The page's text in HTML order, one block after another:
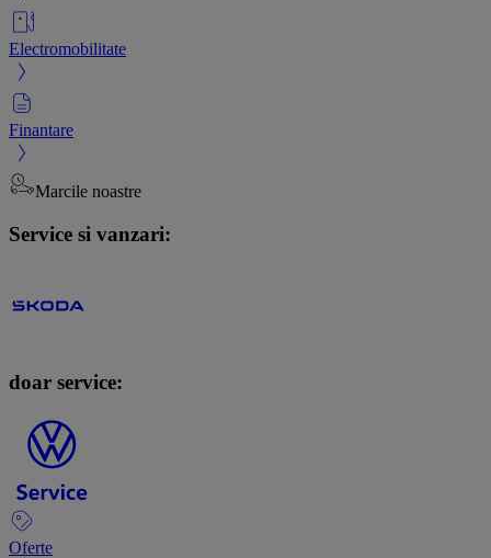
Electromobilitate
Finantare
Marcile noastre
Service si vanzari:
doar service:
Oferte